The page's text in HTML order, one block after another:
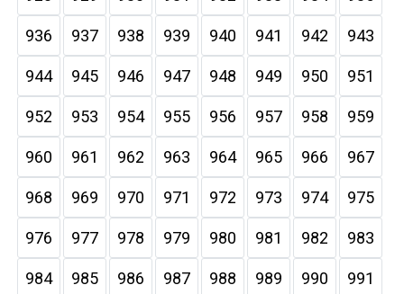
936 937 938 939 940 941 942 943
944 945 946 947 948 949 950 951
952 953 954 955 956 957 958 959
960 961 962 963 964 965 966 967
968 969 970 971 972 973 974 975
976 977 978 979 980 981 982 983
984 985 986 987 988 989 990 991